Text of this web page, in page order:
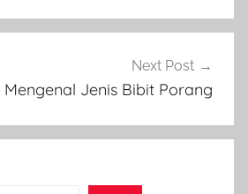
Next Post
Mengenal Jenis Bibit Porang